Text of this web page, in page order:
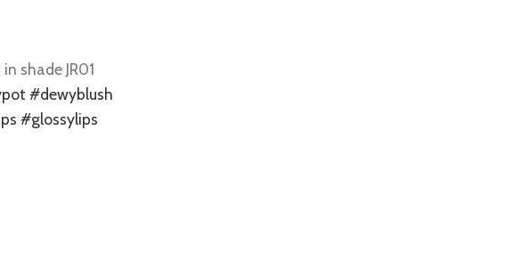
shade JR01
#dewyblush
#glossylips